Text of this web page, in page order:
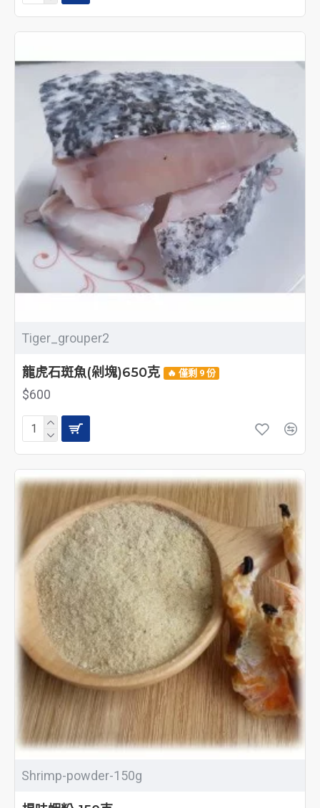
Tiger_grouper2
龍虎石斑魚(剁塊)650克 🔥 僅剩 9 份
$600
Shrimp-powder-150g